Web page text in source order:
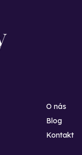
O nás
Blog
Kontakt